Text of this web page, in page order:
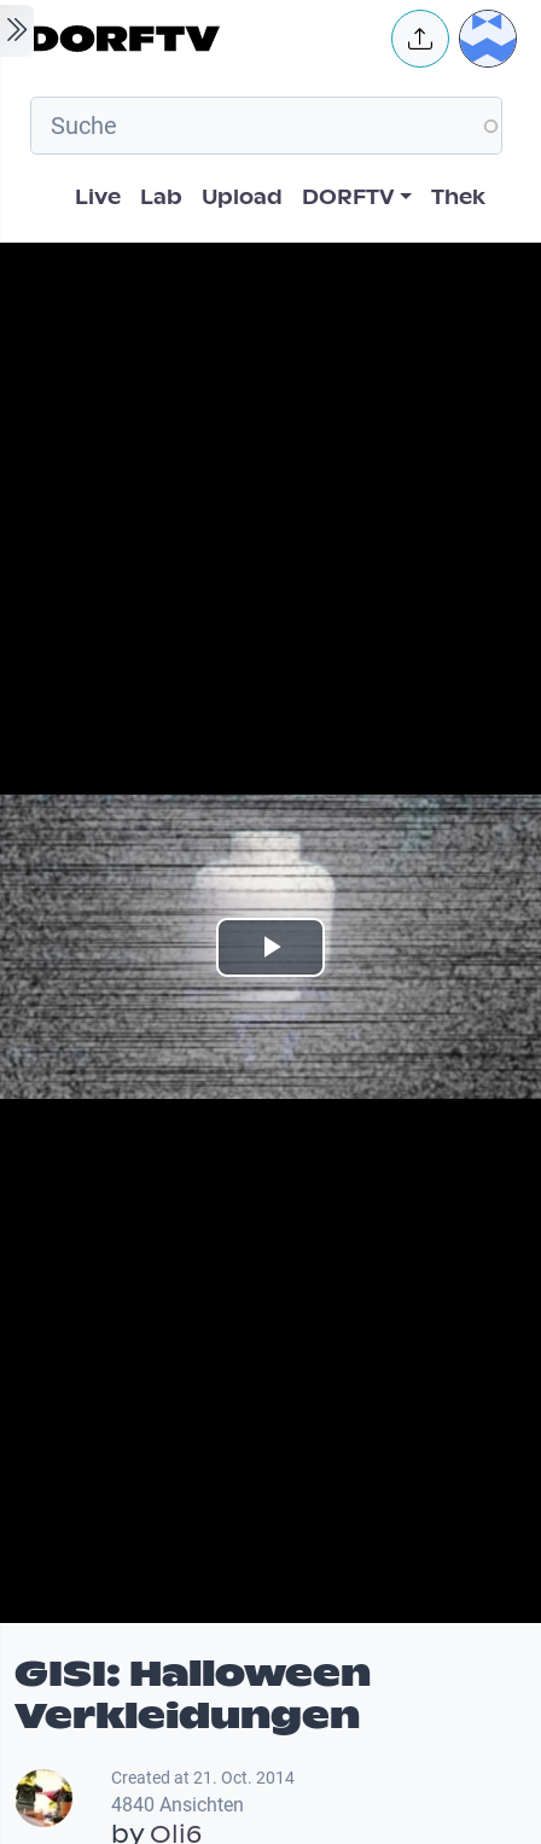
Skip to main content User
Hauptnavigation
Live Lab Upload DORFTV Thek
Play
Video
GISI: Halloween
Verkleidungen
Created at 21. Oct. 2014
4840 Ansichten
byOli6